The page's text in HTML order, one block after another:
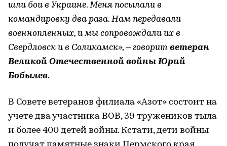
шли бои в Украине. Меня посылали в
командировку два раза. Нам передавали
военнопленных, и мы сопровождали их в
Свердловск и в Соликамск», – говорит ветеран
Великой Отечественной войны Юрий
Бобылев.
В Совете ветеранов филиала «Азот» состоит на
учете два участника ВОВ, 39 тружеников тыла
и более 400 детей войны. Кстати, дети войны